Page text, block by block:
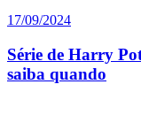
17/09/2024
Série de Harry
saiba quando